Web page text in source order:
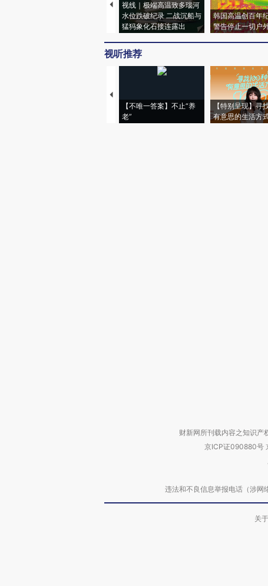
视线｜极端高温致多瑙河
水位跌破纪录 二战沉船与
猛犸象化石接连露出
韩国高温创百年
警告停止一切户
视听推荐
【不唯一答案】不止“养
老”
【特别呈现】寻
有意思的生活方
财新网所刊载内容之知识产
京ICP证090880号
违法和不良信息举报电话（涉
关